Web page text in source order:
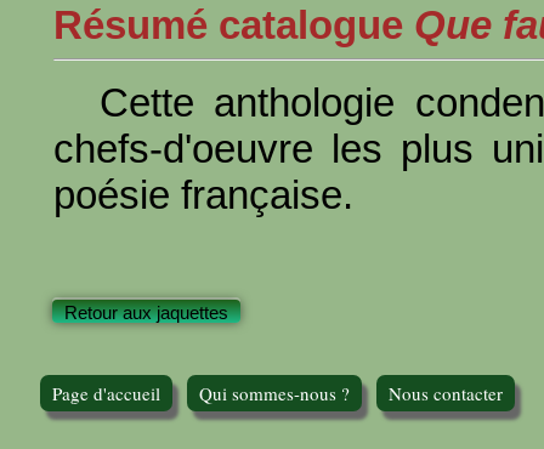
Résumé catalogue Que
Cette anthologie
chefs-d'oeuvre les plus
poésie française.
Retour aux jaquettes
Page d'accueil Qui sommes-nous ? Nous contacter